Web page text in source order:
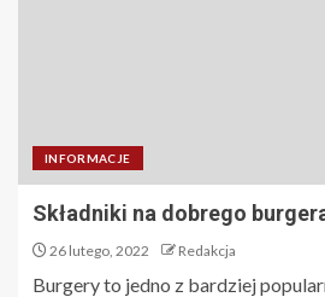
INFORMACJE
Składniki na dobrego
26 lutego, 2022 Redakcja
Burgery to jedno z bardziej